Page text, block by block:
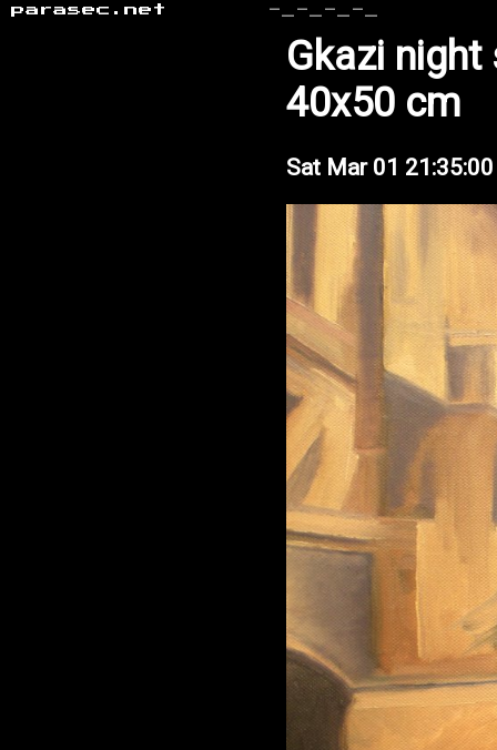
parasec.net -_-_-_-_
Gkazi night
40x50 cm
Sat Mar 01